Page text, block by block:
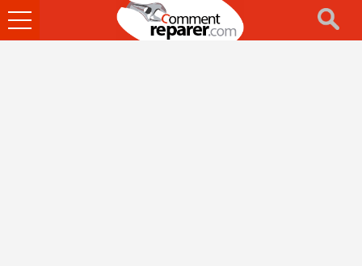
Ouvrir
le